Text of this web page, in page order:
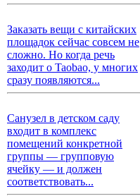
Заказать вещи с китайских
площадок сейчас совсем не
сложно. Но когда речь
заходит о Taobao, у многих
сразу появляются...
Санузел в детском саду
входит в комплекс
помещений конкретной
группы — групповую
ячейку — и должен
соответствовать...